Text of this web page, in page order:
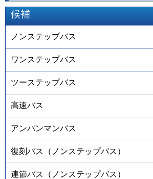
候補
ノンステップバス
ワンステップバス
ツーステップバス
高速バス
アンパンマンバス
復刻バス（ノンステップバス）
連節バス（ノンステップバス）